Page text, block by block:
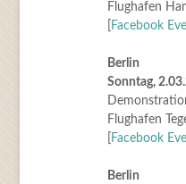
Flughafen
Facebook
Berlin
Sonntag,
Flughafen
Facebook
Berlin